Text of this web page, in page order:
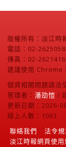
版權所有：淡江時
電話：02-
傳真：02-
建議使用 Chrome
個資相關問題請洽
管理者： 潘劭愷 /
更新日期：2026-
線上人數：1063
聯絡我們
法令
淡江時報網頁使用